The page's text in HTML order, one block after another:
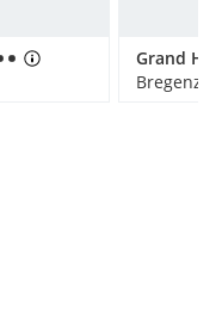
Bregenz,